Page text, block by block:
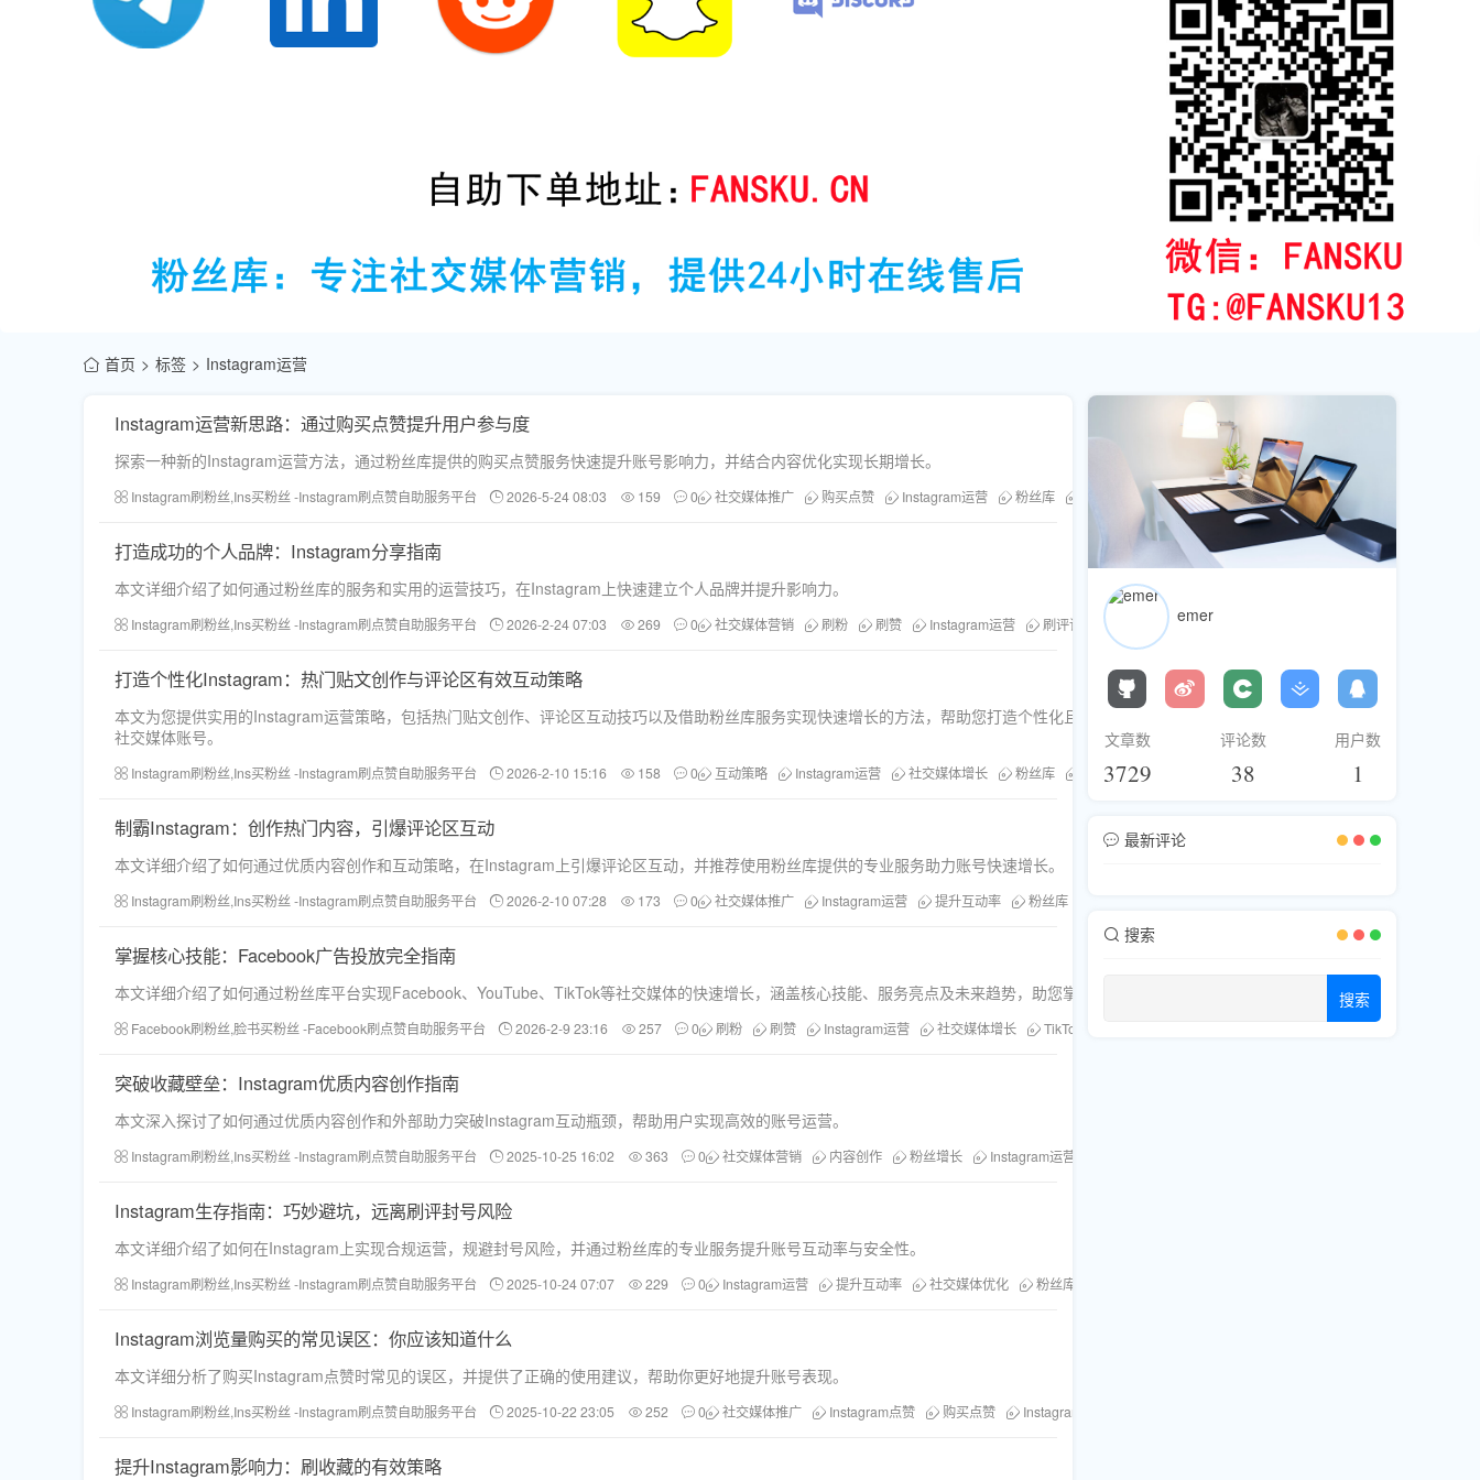
首页 标签 Instagram运营
Instagram运营新思路：通过购买点赞提升用户参与度
探索一种新的Instagram运营方法，通过粉丝库提供的购买点赞服务快速提升账号影响力，并结合内容优化实现长期增长。
Instagram刷粉丝,Ins买粉丝 -Instagram刷点赞自助服务平台 2026-5-24 08:03 159 0 社交媒体推广 购买点赞 Instagram运营 粉丝库 提升用户参与度
打造成功的个人品牌：Instagram分享指南
本文详细介绍了如何通过粉丝库的服务和实用的运营技巧，在Instagram上快速建立个人品牌并提升影响力。
Instagram刷粉丝,Ins买粉丝 -Instagram刷点赞自助服务平台 2026-2-24 07:03 269 0 社交媒体营销 刷粉 刷赞 Instagram运营 刷评论 刷浏览
打造个性化Instagram：热门贴文创作与评论区有效互动策略
本文为您提供实用的Instagram运营策略，包括热门贴文创作、评论区互动技巧以及借助粉丝库服务实现快速增长的方法，帮助您打造个性化且高效的
社交媒体账号。
Instagram刷粉丝,Ins买粉丝 -Instagram刷点赞自助服务平台 2026-2-10 15:16 158 0 互动策略 Instagram运营 社交媒体增长 粉丝库 刷粉服务
制霸Instagram：创作热门内容，引爆评论区互动
本文详细介绍了如何通过优质内容创作和互动策略，在Instagram上引爆评论区互动，并推荐使用粉丝库提供的专业服务助力账号快速增长。
Instagram刷粉丝,Ins买粉丝 -Instagram刷点赞自助服务平台 2026-2-10 07:28 173 0 社交媒体推广 Instagram运营 提升互动率 粉丝库
掌握核心技能：Facebook广告投放完全指南
本文详细介绍了如何通过粉丝库平台实现Facebook、YouTube、TikTok等社交媒体的快速增长，涵盖核心技能、服务亮点及未来趋势，助您掌握社交媒体增长策略。
Facebook刷粉丝,脸书买粉丝 -Facebook刷点赞自助服务平台 2026-2-9 23:16 257 0 刷粉 刷赞 Instagram运营 社交媒体增长 TikTok推广 刷浏览
突破收藏壁垒：Instagram优质内容创作指南
本文深入探讨了如何通过优质内容创作和外部助力突破Instagram互动瓶颈，帮助用户实现高效的账号运营。
Instagram刷粉丝,Ins买粉丝 -Instagram刷点赞自助服务平台 2025-10-25 16:02 363 0 社交媒体营销 内容创作 粉丝增长 Instagram运营
Instagram生存指南：巧妙避坑，远离刷评封号风险
本文详细介绍了如何在Instagram上实现合规运营，规避封号风险，并通过粉丝库的专业服务提升账号互动率与安全性。
Instagram刷粉丝,Ins买粉丝 -Instagram刷点赞自助服务平台 2025-10-24 07:07 229 0 Instagram运营 提升互动率 社交媒体优化 粉丝库
Instagram浏览量购买的常见误区：你应该知道什么
本文详细分析了购买Instagram点赞时常见的误区，并提供了正确的使用建议，帮助你更好地提升账号表现。
Instagram刷粉丝,Ins买粉丝 -Instagram刷点赞自助服务平台 2025-10-22 23:05 252 0 社交媒体推广 Instagram点赞 购买点赞 Instagram运营
提升Instagram影响力：刷收藏的有效策略
emer
文章数
3729
评论数
38
用户数
1
最新评论
搜索
搜索